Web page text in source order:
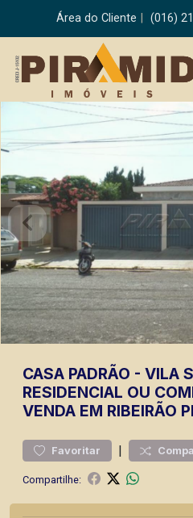
Área do Cliente (016)
CASA PADRÃO - VILA
RESIDENCIAL OU
VENDA EM RIBEIRÃO
Favoritar |
Compartilhe: